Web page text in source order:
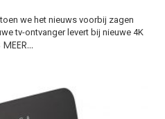
we het nieuws voorbij zagen
tv-ontvanger levert bij nieuwe 4K
MEER…